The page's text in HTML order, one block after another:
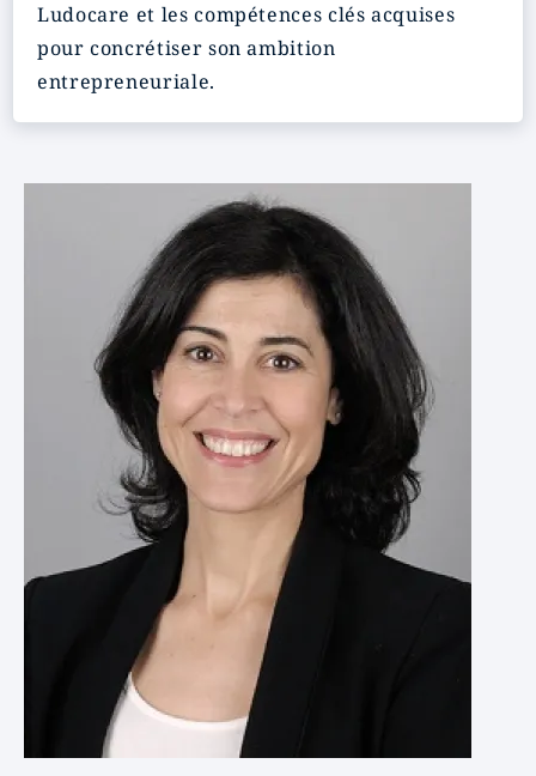
Ludocare et les compétences clés acquises
pour concrétiser son ambition
entrepreneuriale.